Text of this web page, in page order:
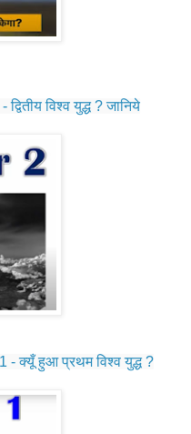
विश्व युद्ध ? जानिये
- क्यूँ हुआ प्रथम विश्व युद्ध ?